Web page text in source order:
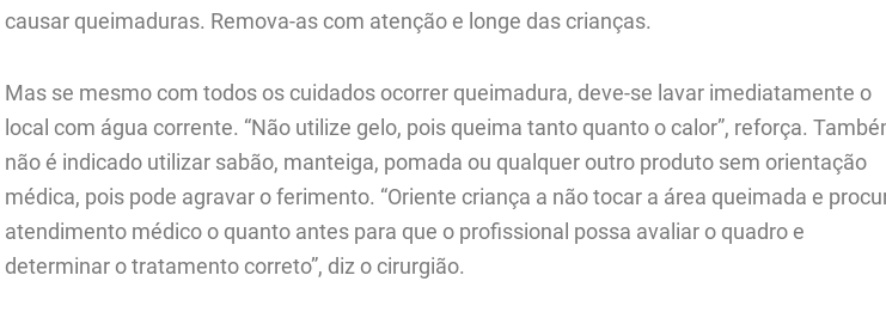
causar queimaduras. Remova-as com atenção e longe das crianças.
Mas se mesmo com todos os cuidados ocorrer queimadura, deve-se lavar imediatamente o
local com água corrente. “Não utilize gelo, pois queima tanto quanto o calor”, reforça.
não é indicado utilizar sabão, manteiga, pomada ou qualquer outro produto sem orientação
médica, pois pode agravar o ferimento. “Oriente criança a não tocar a área queimada e
atendimento médico o quanto antes para que o profissional possa avaliar o quadro e
determinar o tratamento correto”, diz o cirurgião.